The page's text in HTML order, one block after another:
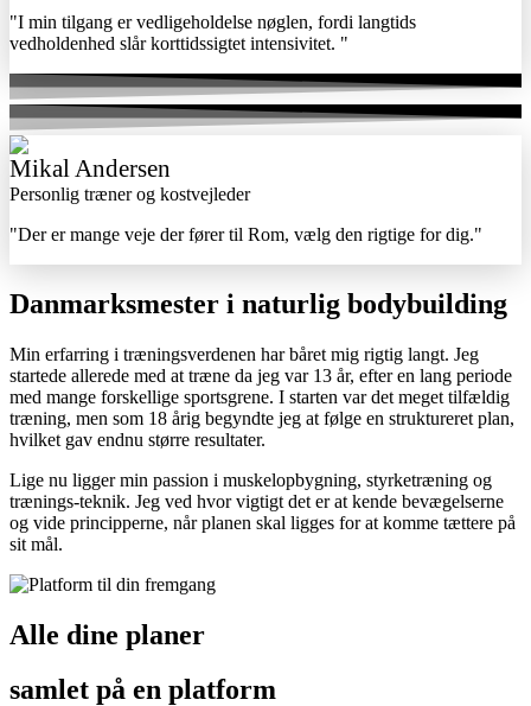
"I min tilgang er vedligeholdelse nøglen, fordi langtids
vedholdenhed slår korttidssigtet intensivitet. "
Mikal Andersen
Personlig træner og kostvejleder
"Der er mange veje der fører til Rom, vælg den rigtige for dig."
Danmarksmester i naturlig bodybuilding
Min erfarring i træningsverdenen har båret mig rigtig langt. Jeg
startede allerede med at træne da jeg var 13 år, efter en lang periode
med mange forskellige sportsgrene. I starten var det meget tilfældig
træning, men som 18 årig begyndte jeg at følge en struktureret plan,
hvilket gav endnu større resultater.
Lige nu ligger min passion i muskelopbygning, styrketræning og
trænings-teknik. Jeg ved hvor vigtigt det er at kende bevægelserne
og vide principperne, når planen skal ligges for at komme tættere på
sit mål.
Alle dine planer
samlet på en platform